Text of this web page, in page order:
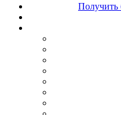
Получить